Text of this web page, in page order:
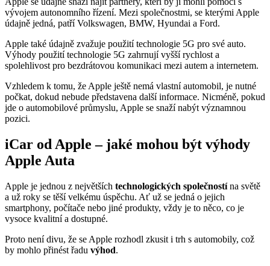
vývojem autonomního řízení. Mezi společnostmi, se kterými Apple
údajně jedná, patří Volkswagen, BMW, Hyundai a Ford.
Apple také údajně zvažuje použití technologie 5G pro své auto.
Výhody použití technologie 5G zahrnují vyšší rychlost a
spolehlivost pro bezdrátovou komunikaci mezi autem a internetem.
Vzhledem k tomu, že Apple ještě nemá vlastní automobil, je nutné
počkat, dokud nebude představena další informace. Nicméně, pokud
jde o automobilové průmyslu, Apple se snaží nabýt významnou
pozici.
iCar od Apple – jaké mohou být výhody
Apple Auta
Apple je jednou z největších technologických společnostína světě
a už roky se těší velkému úspěchu. Ať už se jedná o jejich
smartphony, počítače nebo jiné produkty, vždy je to něco, co je
vysoce kvalitní a dostupné.
Proto není divu, že se Apple rozhodl zkusit i trh s automobily, což
by mohlo přinést řadu výhod.